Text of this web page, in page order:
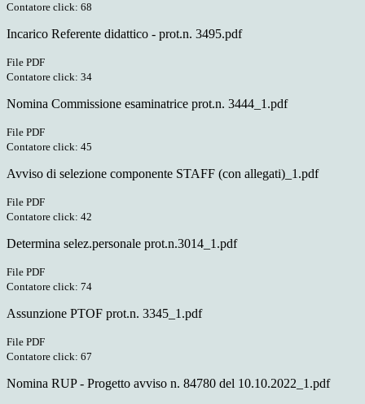
Contatore click: 68
Incarico Referente didattico - prot.n. 3495.pdf
File PDF
Contatore click: 34
Nomina Commissione esaminatrice prot.n. 3444_1.pdf
File PDF
Contatore click: 45
Avviso di selezione componente STAFF (con allegati)_1.pdf
File PDF
Contatore click: 42
Determina selez.personale prot.n.3014_1.pdf
File PDF
Contatore click: 74
Assunzione PTOF prot.n. 3345_1.pdf
File PDF
Contatore click: 67
Nomina RUP - Progetto avviso n. 84780 del 10.10.2022_1.pdf